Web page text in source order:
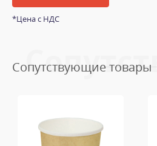
*Цена с НДС
Сопутствующие товары